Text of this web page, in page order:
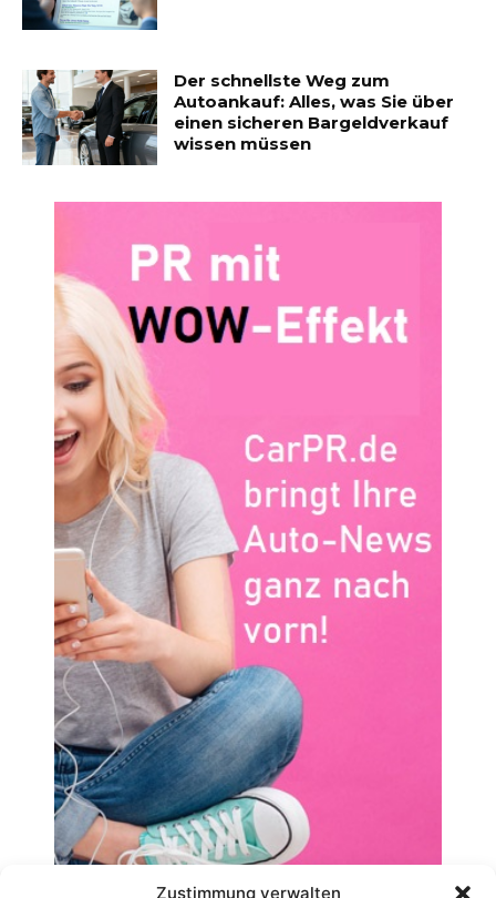
Zustimmung verwalten
Der schnellste Weg zum
Autoankauf: Alles, was Sie über
einen sicheren Bargeldverkauf
wissen müssen